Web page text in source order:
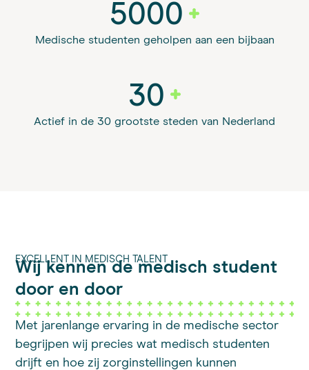
5000
Medische studenten geholpen aan een bijbaan
30
Actief in de 30 grootste steden van Nederland
EXCELLENT IN MEDISCH TALENT
Wij kennen de medisch student
door en door
Met jarenlange ervaring in de medische sector
begrijpen wij precies wat medisch studenten
drijft en hoe zij zorginstellingen kunnen